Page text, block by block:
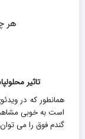
تاثیر
است به خوبی
گندم فوق را می